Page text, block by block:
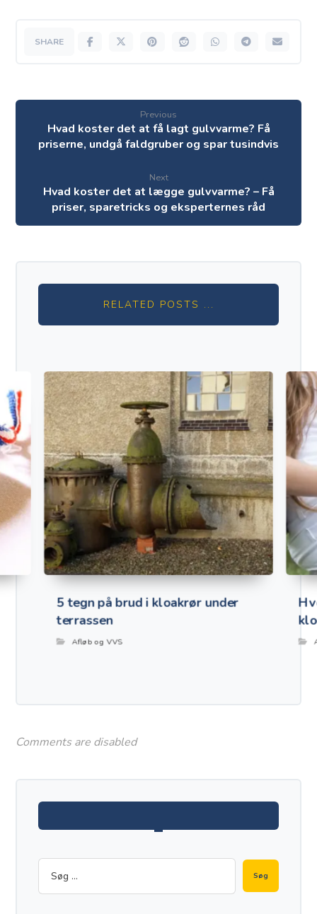
Previous
Hvad koster det at få lagt gulvvarme? Få
priserne, undgå faldgruber og spar tusindvis
Next
Hvad koster det at lægge gulvvarme? – Få
priser, sparetricks og eksperternes råd
RELATED POSTS ...
5 tegn på brud i kloakrør under
terrassen
Afløb og VVS
Comments are disabled